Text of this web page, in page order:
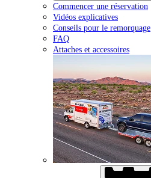
Commencer une réservation
Vidéos explicatives
Conseils pour le remorquage
FAQ
Attaches et accessoires